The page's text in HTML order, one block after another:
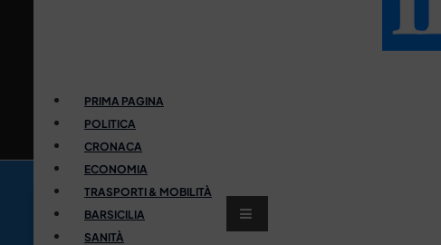
PRIMA PAGINA
POLITICA
CRONACA
ECONOMIA
TRASPORTI & MOBILITÀ
BARSICILIA
SANITÀ